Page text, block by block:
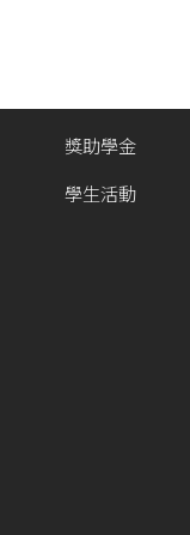
獎助學金
學生活動